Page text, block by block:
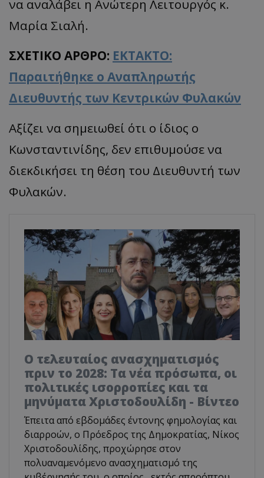
να αναλάβει η Ανώτερη Λειτουργός κ.
Μαρία Σιαλή.
ΣΧΕΤΙΚΟ ΑΡΘΡΟ: ΕΚΤΑΚΤΟ:
Παραιτήθηκε ο Αναπληρωτής
Διευθυντής των Κεντρικών Φυλακών
Αξίζει να σημειωθεί ότι ο ίδιος ο
Κωνσταντινίδης, δεν επιθυμούσε να
διεκδικήσει τη θέση του Διευθυντή των
Φυλακών.
Ο τελευταίος ανασχηματισμός
πριν το 2028: Τα νέα πρόσωπα, οι
πολιτικές ισορροπίες και τα
μηνύματα Χριστοδουλίδη - Βίντεο
Έπειτα από εβδομάδες έντονης φημολογίας και
διαρροών, ο Πρόεδρος της Δημοκρατίας, Νίκος
Χριστοδουλίδης, προχώρησε στον
πολυαναμενόμενο ανασχηματισμό της